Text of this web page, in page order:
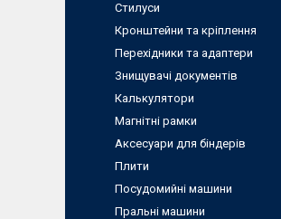
Стилуси
Кронштейни та кріплення
Перехідники та адаптери
Знищувачі документів
Калькулятори
Магнітні рамки
Аксесуари для біндерів
Плити
Посудомийні машини
Пральні машини